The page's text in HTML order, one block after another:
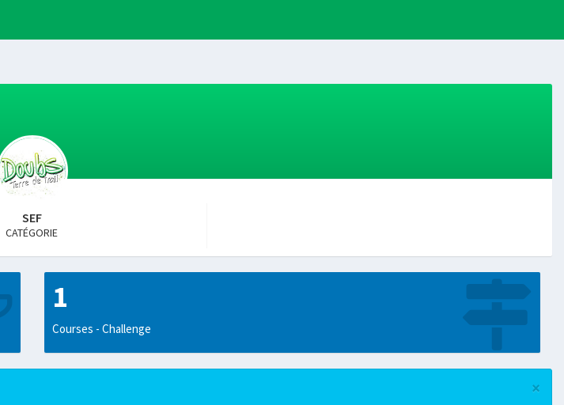
SEF
CATÉGORIE
1
Courses - Challenge
×